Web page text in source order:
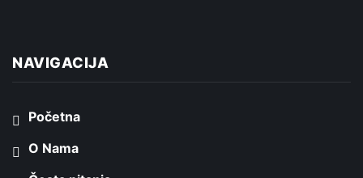
NAVIGACIJA
Početna
O Nama